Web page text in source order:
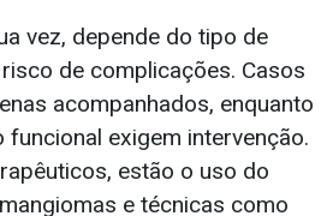
vez, depende do tipo de
de complicações. Casos
acompanhados, enquanto
exigem intervenção.
estão o uso do
e técnicas como